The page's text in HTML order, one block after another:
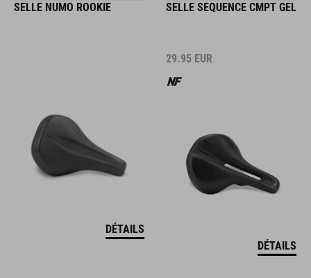
SELLE NUMO ROOKIE
DÉTAILS
SELLE SEQUENCE CMPT GEL
29.95 EUR
DÉTAILS